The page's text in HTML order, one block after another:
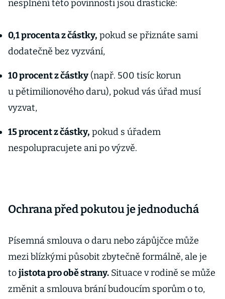
nesplnění této povinnosti jsou drastické:
0,1 procenta z částky, pokud se přiznáte sami
dodatečně bez vyzvání,
10 procent zčástky (např. 500 tisíc korun
u pětimilionového daru), pokud vás úřad musí
vyzvat,
15 procent z částky, pokud s úřadem
nespolupracujete ani po výzvě.
Ochrana před pokutou je jednoduchá
Písemná smlouva o daru nebo zápůjčce může
mezi blízkými působit zbytečně formálně, ale je
tojistota pro obě strany. Situace v rodině se může
změnit a smlouva brání budoucím sporům o to,